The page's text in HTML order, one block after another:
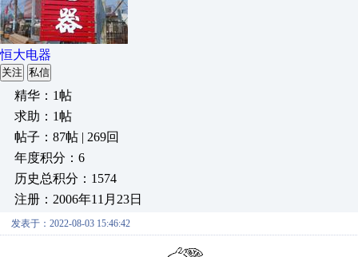
恒大电器
关注 私信
精华：1帖
求助：1帖
帖子：87帖 | 269回
年度积分：6
历史总积分：1574
注册：2006年11月23日
发表于：2022-08-03 15:46:42